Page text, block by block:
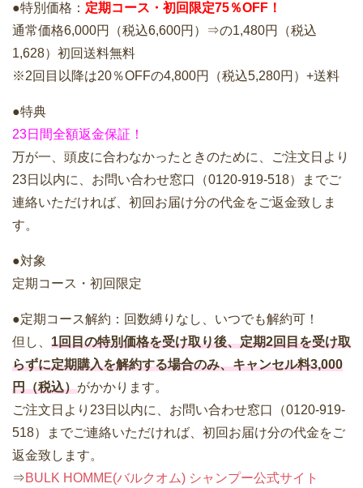
●特別価格： 定期コース・初回限定75％OFF！
通常価格6,000円（税込6,600円）⇒の1,480円（税込
1,628）初回送料無料
※2回目以降は20％OFFの4,800円（税込5,280円）+送料
●特典
23日間全額返金保証！
万が一、頭皮に合わなかったときのために、ご注文日より
23日以内に、お問い合わせ窓口（0120-919-518）までご
連絡いただければ、初回お届け分の代金をご返金致しま
す。
●対象
定期コース・初回限定
●定期コース解約：回数縛りなし、いつでも解約可！
但し、 1回目の特別価格を受け取り後、定期2回目を受け取
らずに定期購入を解約する場合のみ、キャンセル料3,000
円（税込）がかかります。
ご注文日より23日以内に、お問い合わせ窓口（0120-919-
518）までご連絡いただければ、初回お届け分の代金をご
返金致します。
⇒BULK HOMME(バルクオム) シャンプー公式サイト